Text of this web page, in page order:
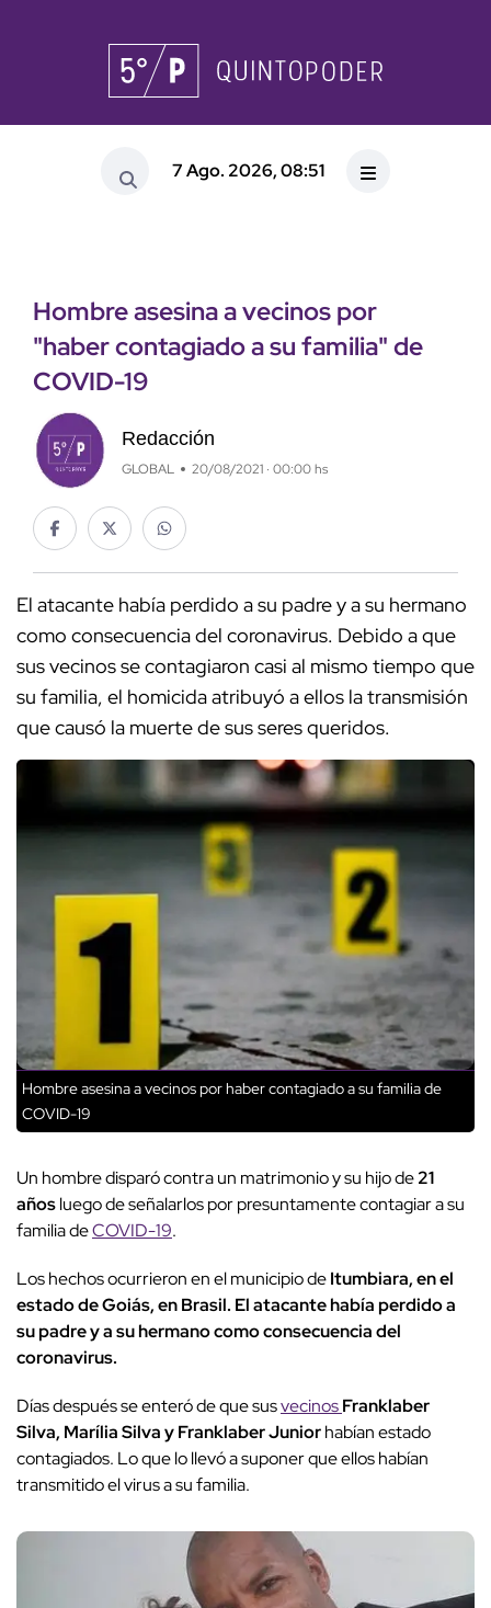
7 Ago. 2026, 08:51
Hombre asesina a vecinos por
"haber contagiado a su familia" de
COVID-19
Redacción
GLOBAL 20/08/2021 · 00:00 hs
El atacante había perdido a su padre y a su hermano
como consecuencia del coronavirus. Debido a que
sus vecinos se contagiaron casi al mismo tiempo que
su familia, el homicida atribuyó a ellos la transmisión
que causó la muerte de sus seres queridos.
Hombre asesina a vecinos por haber contagiado a su familia de
COVID-19
Un hombre disparó contra un matrimonio y su hijo de21
añosluego de señalarlos por presuntamente contagiar a su
familia deCOVID-19.
Los hechos ocurrieron en el municipio deItumbiara, en el
estado de Goiás, en Brasil. El atacante había perdido a
su padre y a su hermano como consecuencia del
coronavirus.
Días después se enteró de que susvecinosFranklaber
Silva, Marília Silva y Franklaber Juniorhabían estado
contagiados. Lo que lo llevó a suponer que ellos habían
transmitido el virus a su familia.